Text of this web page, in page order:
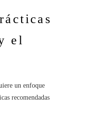
el
un enfoque
recomendadas